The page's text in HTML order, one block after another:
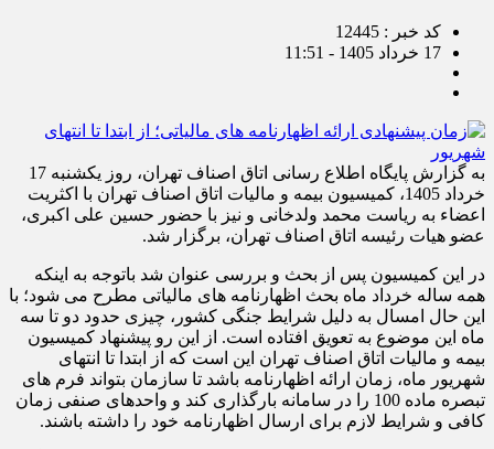
کد خبر : 12445
17 خرداد 1405 - 11:51
به گزارش پایگاه اطلاع رسانی اتاق اصناف تهران، روز یکشنبه 17
خرداد 1405، کمیسیون بیمه و مالیات اتاق اصناف تهران با اکثریت
اعضاء به ریاست محمد ولدخانی و نیز با حضور حسین علی اکبری،
عضو هیات رئیسه اتاق اصناف تهران، برگزار شد.
در این کمیسیون پس از بحث و بررسی عنوان شد باتوجه به اینکه
همه ساله خرداد ماه بحث اظهارنامه های مالیاتی مطرح می شود؛ با
این حال امسال به دلیل شرایط جنگی کشور، چیزی حدود دو تا سه
ماه این موضوع به تعویق افتاده است‌. از این رو پیشنهاد کمیسیون
بیمه و مالیات اتاق اصناف تهران این است که از ابتدا تا انتهای
شهریور ماه، زمان ارائه اظهارنامه باشد تا سازمان بتواند فرم های
تبصره ماده 100 را در سامانه بارگذاری کند و واحدهای صنفی زمان
کافی و شرایط لازم برای ارسال اظهارنامه خود را داشته باشند.